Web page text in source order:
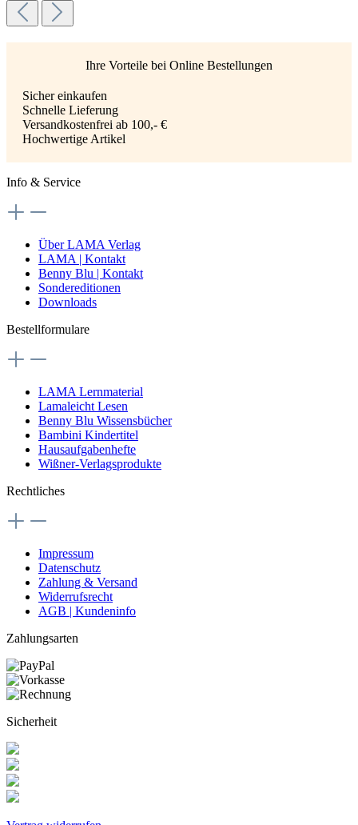
Ihre Vorteile bei Online Bestellungen
Sicher einkaufen
Schnelle Lieferung
Versandkostenfrei ab 100,- €
Hochwertige Artikel
Info & Service
Über LAMA Verlag
LAMA | Kontakt
Benny Blu | Kontakt
Sondereditionen
Downloads
Bestellformulare
LAMA Lernmaterial
Lamaleicht Lesen
Benny Blu Wissensbücher
Bambini Kindertitel
Hausaufgabenhefte
Wißner-Verlagsprodukte
Rechtliches
Impressum
Datenschutz
Zahlung & Versand
Widerrufsrecht
AGB | Kundeninfo
Zahlungsarten
Sicherheit